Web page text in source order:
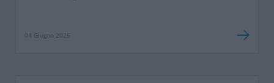
04 Giugno 2026